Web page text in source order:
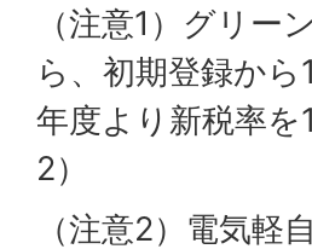
（注意1）グリ
ら、初期登録か
年度より新税率
2）
（注意2）電気